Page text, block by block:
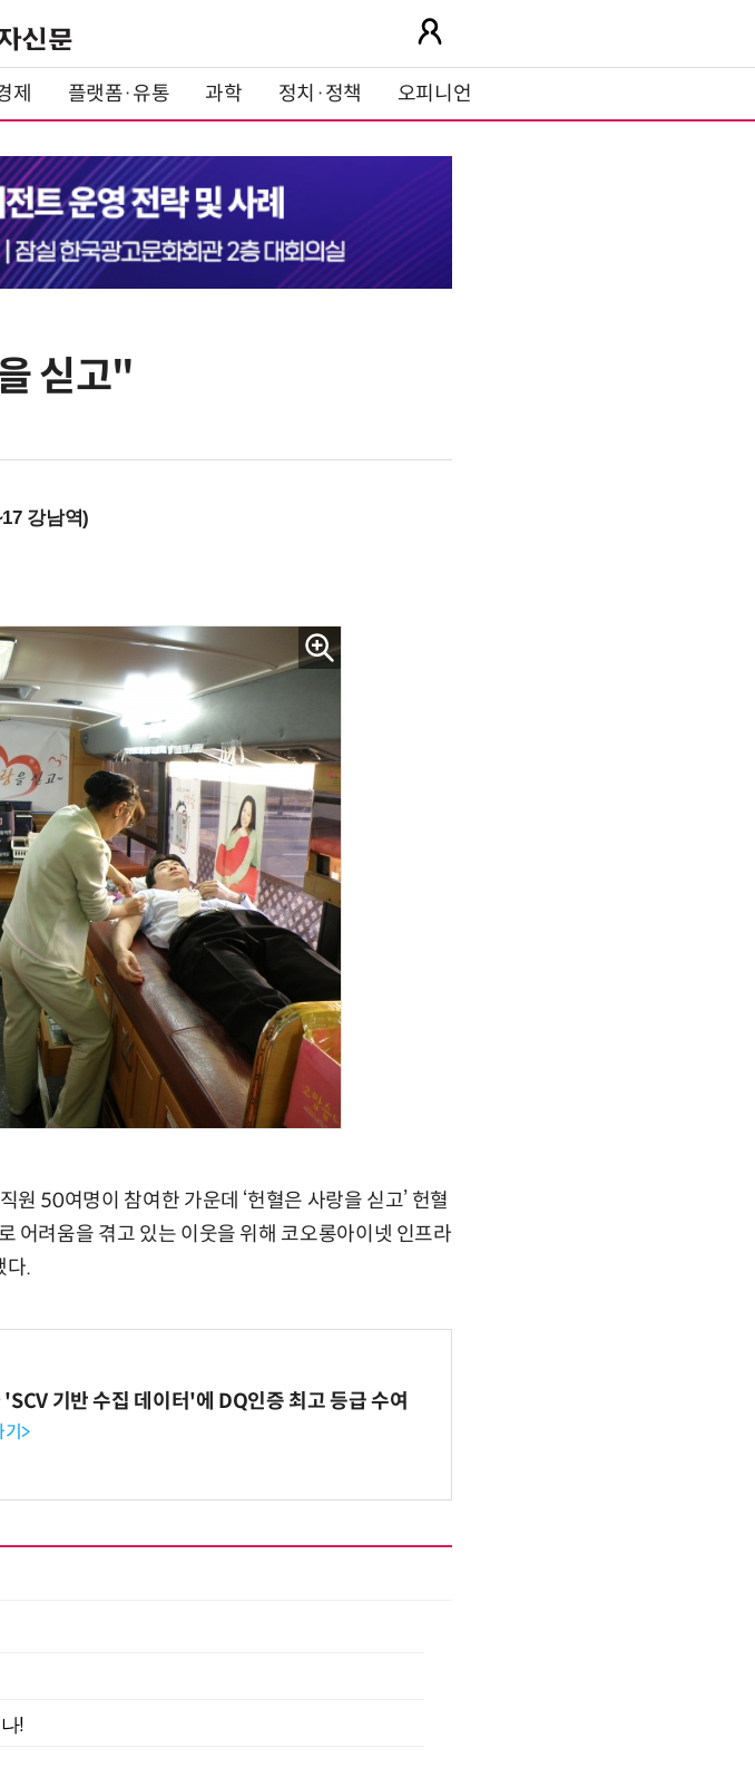
제 플랫폼·유통 과학 정치·정책 오피니언
싣고"
강남역)
50여명이 참여한 가운데 ‘헌혈은 사랑을 싣고’ 헌혈
어려움을 겪고 있는 이웃을 위해 코오롱아이넷 인프라
다.
기반 수집 데이터'에 DQ인증 최고 등급 수여
기>